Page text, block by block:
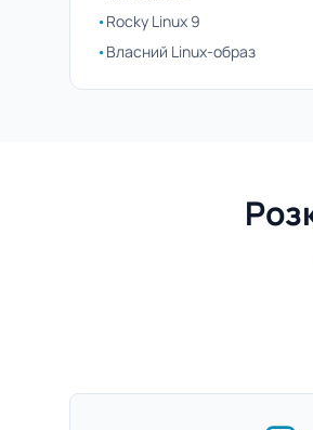
•Rocky Linux 9
•Власний Linux-образ